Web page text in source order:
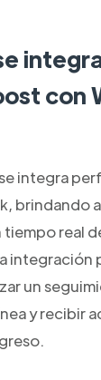
con
integra
brindando
real
integración
un
y recibir